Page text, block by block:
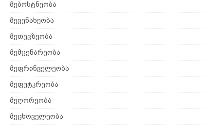
მებოსტნეობა
მევენახეობა
მეთევზეობა
მემცენარეობა
მეფრინველეობა
მეფუტკრეობა
მეღორეობა
მეცხოველეობა